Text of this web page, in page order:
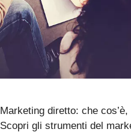
Marketing diretto: che
Scopri gli strumenti del